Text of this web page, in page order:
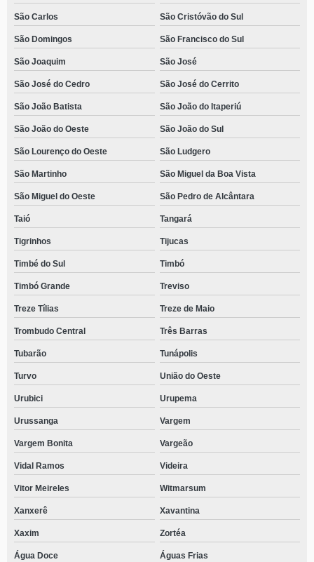
São Carlos São Cristóvão do Sul
São Domingos São Francisco do Sul
São Joaquim São José
São José do Cedro São José do Cerrito
São João Batista São João do Itaperiú
São João do Oeste São João do Sul
São Lourenço do Oeste São Ludgero
São Martinho São Miguel da Boa Vista
São Miguel do Oeste São Pedro de Alcântara
Taió Tangará
Tigrinhos Tijucas
Timbé do Sul Timbó
Timbó Grande Treviso
Treze Tílias Treze de Maio
Trombudo Central Três Barras
Tubarão Tunápolis
Turvo União do Oeste
Urubici Urupema
Urussanga Vargem
Vargem Bonita Vargeão
Vidal Ramos Videira
Vitor Meireles Witmarsum
Xanxerê Xavantina
Xaxim Zortéa
Água Doce Águas Frias